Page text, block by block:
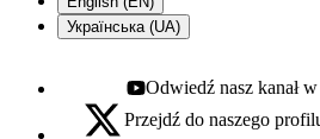
Українська (UA)
Youtube - otwiera się w nowej
Odwiedź nasz kanał
X - otwiera się w nowej karcie
Przejdź do naszego